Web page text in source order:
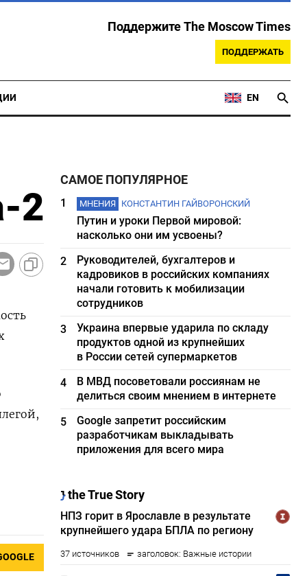
Поддержите The Moscow Times
ПОДДЕРЖАТЬ
EN
2
САМОЕ ПОПУЛЯРНОЕ
1 МНЕНИЯ КОНСТАНТИН ГАЙВОРОНСКИЙ
Путин и уроки Первой мировой:
насколько они им усвоены?
2
Руководителей, бухгалтеров и
кадровиков в российских компаниях
начали готовить к мобилизации
сотрудников
3
Украина впервые ударила по складу
продуктов одной из крупнейших
в России сетей супермаркетов
4
В МВД посоветовали россиянам не
делиться своим мнением в интернете
5
Google запретит российским
разработчикам выкладывать
приложения для всего мира